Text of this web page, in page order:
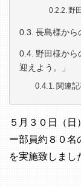
野
長島様から
野田様か
迎えよう。」
関連
５月３０日（
ー部員約８０名
を実施致しまし